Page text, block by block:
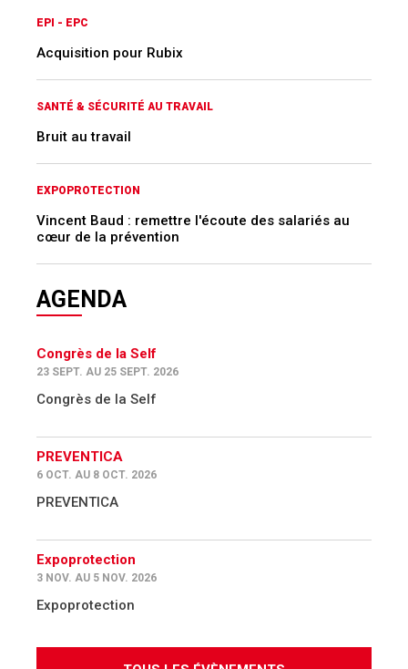
EPI - EPC
Acquisition pour Rubix
SANTÉ & SÉCURITÉ AU TRAVAIL
Bruit au travail
EXPOPROTECTION
Vincent Baud : remettre l'écoute des salariés au
cœur de la prévention
AGENDA
Congrès de la Self
23 SEPT. AU 25 SEPT. 2026
Congrès de la Self
PREVENTICA
6 OCT. AU 8 OCT. 2026
PREVENTICA
Expoprotection
3 NOV. AU 5 NOV. 2026
Expoprotection